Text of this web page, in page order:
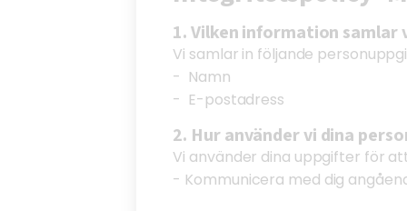
1. Vilken information samlar
Vi samlar in följande
- Namn
- E-postadress
2. Hur använder vi dina
Vi använder dina uppgifter för
- Kommunicera med dig